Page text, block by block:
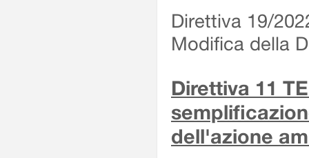
Direttiva 19/
Modifica della
Direttiva 11
dell'azione